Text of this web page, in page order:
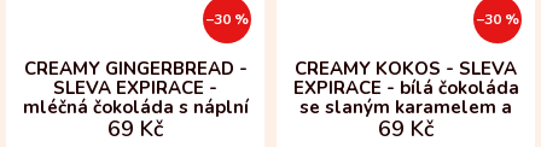
–30 %
CREAMY GINGERBREAD -
SLEVA EXPIRACE -
mléčná čokoláda s náplní
s perníkovým kořením
69 Kč
–30 %
CREAMY KOKOS - SLEVA
EXPIRACE - bílá čokoláda
se slaným karamelem a
kokosem
69 Kč